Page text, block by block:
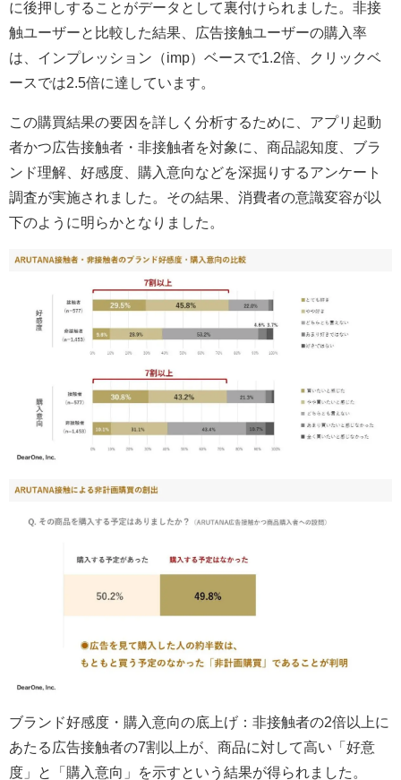
に後押しすることがデータとして裏付けられました。非接
触ユーザーと比較した結果、広告接触ユーザーの購入率
は、インプレッション（imp）ベースで1.2倍、クリックベ
ースでは2.5倍に達しています。
この購買結果の要因を詳しく分析するために、アプリ起動
者かつ広告接触者・非接触者を対象に、商品認知度、ブラ
ンド理解、好感度、購入意向などを深掘りするアンケート
調査が実施されました。その結果、消費者の意識変容が以
下のように明らかとなりました。
ブランド好感度・購入意向の底上げ：非接触者の2倍以上に
あたる広告接触者の7割以上が、商品に対して高い「好意
度」と「購入意向」を示すという結果が得られました。